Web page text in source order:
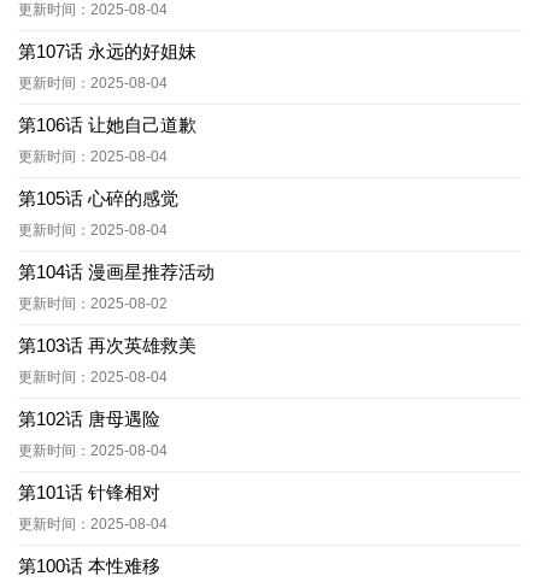
更新时间：2025-08-04
第107话 永远的好姐妹
更新时间：2025-08-04
第106话 让她自己道歉
更新时间：2025-08-04
第105话 心碎的感觉
更新时间：2025-08-04
第104话 漫画星推荐活动
更新时间：2025-08-02
第103话 再次英雄救美
更新时间：2025-08-04
第102话 唐母遇险
更新时间：2025-08-04
第101话 针锋相对
更新时间：2025-08-04
第100话 本性难移